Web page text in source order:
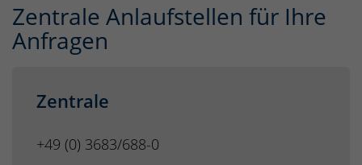
Zentrale Anlaufstellen für Ihre
Anfragen
Zentrale
+49 (0) 3683/688-0